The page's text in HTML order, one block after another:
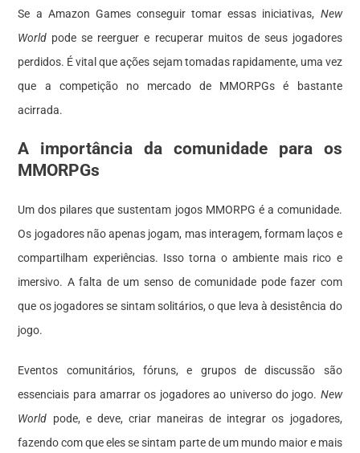
Se a Amazon Games conseguir tomar essas iniciativas, New
World pode se reerguer e recuperar muitos de seus jogadores
perdidos. É vital que ações sejam tomadas rapidamente, uma vez
que a competição no mercado de MMORPGs é bastante
acirrada.
A importância da comunidade para os
MMORPGs
Um dos pilares que sustentam jogos MMORPG é a comunidade.
Os jogadores não apenas jogam, mas interagem, formam laços e
compartilham experiências. Isso torna o ambiente mais rico e
imersivo. A falta de um senso de comunidade pode fazer com
que os jogadores se sintam solitários, o que leva à desistência do
jogo.
Eventos comunitários, fóruns, e grupos de discussão são
essenciais para amarrar os jogadores ao universo do jogo. New
World pode, e deve, criar maneiras de integrar os jogadores,
fazendo com que eles se sintam parte de um mundo maior e mais